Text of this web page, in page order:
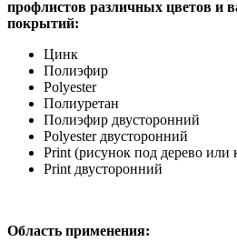
профлистов различных цветов и
покрытий:
Цинк
Полиэфир
Polyester
Полиуретан
Полиэфир двусторонний
Polyester двусторонний
Print (рисунок под дерево или
Print двусторонний
Область применения: